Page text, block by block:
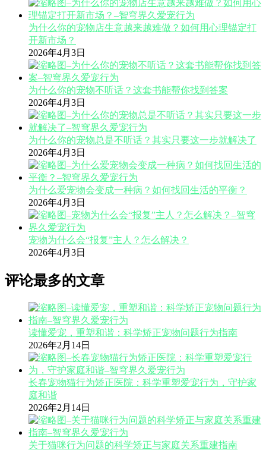
为什么你的宠物店生意越来越难做？如何用心理锚定打
开新市场？
2026年4月3日
为什么你的宠物不听话？这套书能帮你找到答案
2026年4月3日
为什么你的宠物总是不听话？其实只要这一步就解决了
2026年4月3日
为什么爱宠物会变成一种病？如何找回生活的平衡？
2026年4月3日
宠物为什么会“报复”主人？怎么解决？
2026年4月3日
评论最多的文章
读懂爱宠，重塑和谐：科学矫正宠物问题行为指南
2026年2月14日
长春宠物猫行为矫正医院：科学重塑爱宠行为，守护家
庭和谐
2026年2月14日
关于猫咪行为问题的科学矫正与家庭关系重建指南